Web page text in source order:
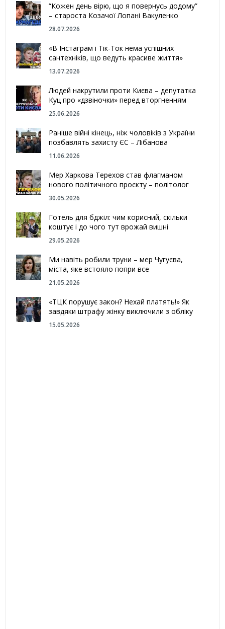
“Кожен день вірю, що я повернусь додому”
– староста Козачої Лопані Вакуленко
28.07.2026
«В Інстаграм і Тік-Ток нема успішних
сантехніків, що ведуть красиве життя»
13.07.2026
Людей накрутили проти Києва – депутатка
Куц про «дзвіночки» перед вторгненням
25.06.2026
Раніше війні кінець, ніж чоловіків з України
позбавлять захисту ЄС – Лібанова
11.06.2026
Мер Харкова Терехов став флагманом
нового політичного проєкту – політолог
30.05.2026
Готель для бджіл: чим корисний, скільки
коштує і до чого тут врожай вишні
29.05.2026
Ми навіть робили труни – мер Чугуєва,
міста, яке встояло попри все
21.05.2026
«ТЦК порушує закон? Нехай платять!» Як
завдяки штрафу жінку виключили з обліку
15.05.2026